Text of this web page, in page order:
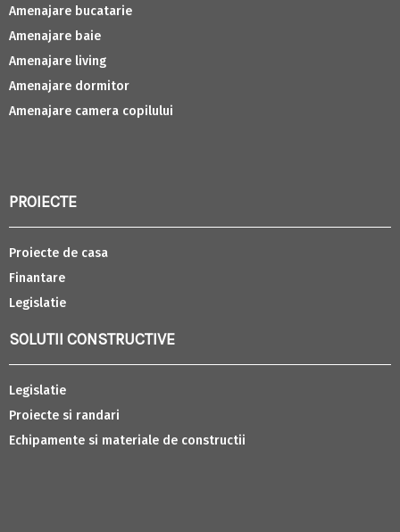
Amenajare bucatarie
Amenajare baie
Amenajare living
Amenajare dormitor
Amenajare camera copilului
PROIECTE
Proiecte de casa
Finantare
Legislatie
SOLUTII CONSTRUCTIVE
Legislatie
Proiecte si randari
Echipamente si materiale de constructii